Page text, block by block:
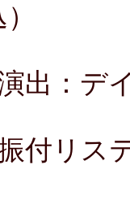
出：デ
付リス